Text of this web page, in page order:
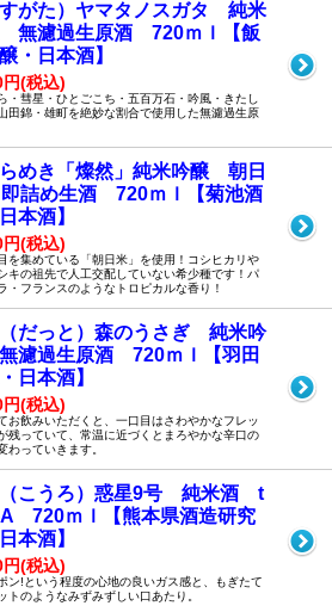
がた）ヤマタノスガタ 純米
無濾過生原酒 720ｍｌ【飯
・日本酒】
(税込)
・彗星・ひとごこち・五百万石・吟風・きたし
田錦・雄町を絶妙な割合で使用した無濾過生原
めき「燦然」純米吟醸 朝日
詰め生酒 720ｍｌ【菊池酒
本酒】
(税込)
を集めている「朝日米」を使用！コシヒカリや
キの祖先で人工交配していない希少種です！パ
・フランスのようなトロピカルな香り！
だっと）森のうさぎ 純米吟
濾過生原酒 720ｍｌ【羽田
日本酒】
(税込)
お飲みいただくと、一口目はさわやかなフレッ
残っていて、常温に近づくとまろやかな辛口の
わっていきます。
こうろ）惑星9号 純米酒 t
720ｍｌ【熊本県酒造研究
本酒】
(税込)
ン!という程度の心地の良いガス感と、もぎたて
トのようなみずみずしい口あたり。